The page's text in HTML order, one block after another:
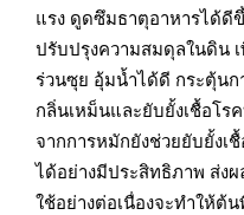
แรง ดูดซึมธาตุอาหารได้ดี
ปรับปรุงความสมดุลในดิน
ร่วนซุย อุ้มน้ำได้ดี กระตุ้น
กลิ่นเหม็นและยับยั้งเชื้อโร
จากการหมักยังช่วยยับยั้งเ
ได้อย่างมีประสิทธิภาพ ส่ง
ใช้อย่างต่อเนื่องจะทำให้ต้